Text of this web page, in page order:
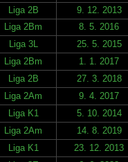
Liga 2B 9. 12. 2013
Liga 2Bm 8. 5. 2016
Liga 3L 25. 5. 2015
Liga 2Bm 1. 1. 2017
Liga 2B 27. 3. 2018
Liga 2Am 9. 4. 2017
Liga K1 5. 10. 2014
Liga 2Am 14. 8. 2019
Liga K1 23. 12. 2013